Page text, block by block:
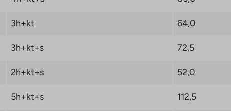
markera TA-
LKV hanterar
0 € när du tecknar
Asumisoikeus Oy
3h+kt 64,0
3h+kt+s 72,5
2h+kt+s 52,0
5h+kt+s 112,5